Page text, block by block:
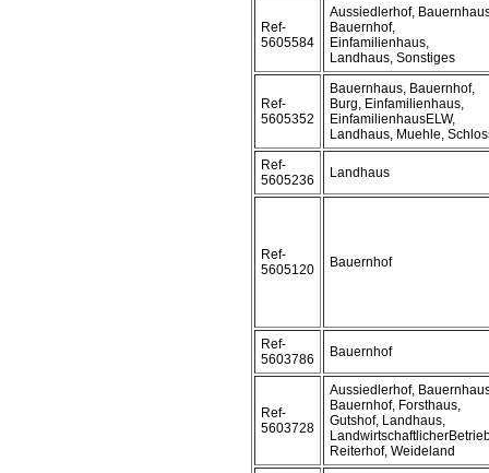
Ref-
5605584
Aussiedlerhof,
Bauernhof,
Einfamilienhaus,
Landhaus, Sonstiges
Ref-
5605352
Bauernhaus, Bauernhof,
Burg, Einfamilienhaus,
EinfamilienhausELW,
Landhaus, Muehle,
Ref-
5605236
Landhaus
Ref-
5605120
Bauernhof
Ref-
5603786
Bauernhof
Ref-
5603728
Aussiedlerhof,
Bauernhof, Forsthaus,
Gutshof, Landhaus,
Reiterhof, Weideland